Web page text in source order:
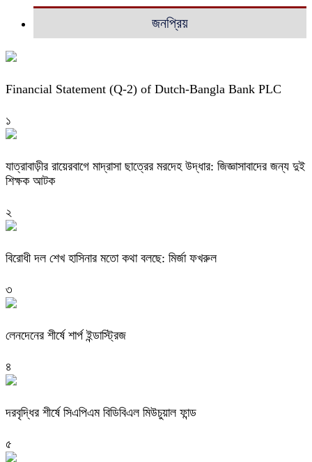
জনপ্রিয়
Financial Statement (Q-2) of Dutch-Bangla Bank PLC
১
যাত্রাবাড়ীর রায়েরবাগে মাদ্রাসা ছাত্রের মরদেহ উদ্ধার: জিজ্ঞাসাবাদের জন্য দুই
শিক্ষক আটক
২
বিরোধী দল শেখ হাসিনার মতো কথা বলছে: মির্জা ফখরুল
৩
লেনদেনের শীর্ষে শার্প ইন্ডাস্ট্রিজ
৪
দরবৃদ্ধির শীর্ষে সিএপিএম বিডিবিএল মিউচুয়াল ফান্ড
৫